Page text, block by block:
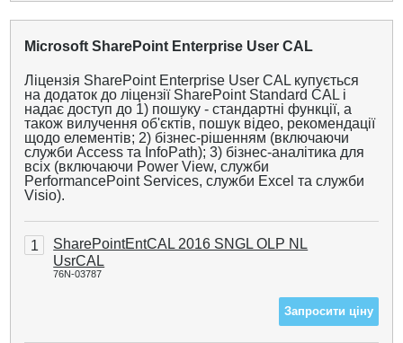
Microsoft SharePoint Enterprise User CAL
Ліцензія SharePoint Enterprise User CAL купується
на додаток до ліцензії SharePoint Standard CAL і
надає доступ до 1) пошуку - стандартні функції, а
також вилучення об'єктів, пошук відео, рекомендації
щодо елементів; 2) бізнес-рішенням (включаючи
служби Access та InfoPath); 3) бізнес-аналітика для
всіх (включаючи Power View, служби
PerformancePoint Services, служби Excel та служби
Visio).
1
SharePointEntCAL 2016 SNGL OLP NL
UsrCAL
76N-03787
Запросити ціну